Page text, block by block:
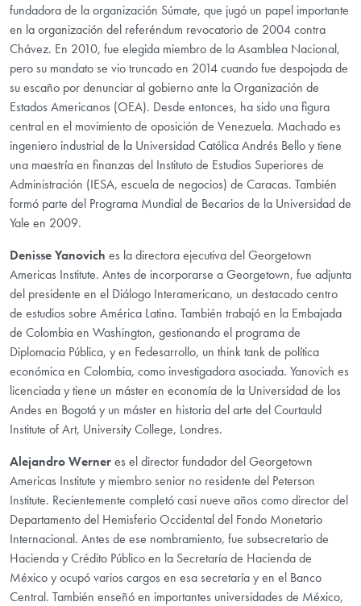
fundadora de la organización Súmate, que jugó un papel importante
en la organización del referéndum revocatorio de 2004 contra
Chávez. En 2010, fue elegida miembro de la Asamblea Nacional,
pero su mandato se vio truncado en 2014 cuando fue despojada de
su escaño por denunciar al gobierno ante la Organización de
Estados Americanos (OEA). Desde entonces, ha sido una figura
central en el movimiento de oposición de Venezuela. Machado es
ingeniero industrial de la Universidad Católica Andrés Bello y tiene
una maestría en finanzas del Instituto de Estudios Superiores de
Administración (IESA, escuela de negocios) de Caracas. También
formó parte del Programa Mundial de Becarios de la Universidad de
Yale en 2009.
Denisse Yanovich es la directora ejecutiva del Georgetown
Americas Institute. Antes de incorporarse a Georgetown, fue adjunta
del presidente en el Diálogo Interamericano, un destacado centro
de estudios sobre América Latina. También trabajó en la Embajada
de Colombia en Washington, gestionando el programa de
Diplomacia Pública, y en Fedesarrollo, un think tank de política
económica en Colombia, como investigadora asociada. Yanovich es
licenciada y tiene un máster en economía de la Universidad de los
Andes en Bogotá y un máster en historia del arte del Courtauld
Institute of Art, University College, Londres.
Alejandro Werneres el director fundador del Georgetown
Americas Institute y miembro senior no residente del Peterson
Institute. Recientemente completó casi nueve años como director del
Departamento del Hemisferio Occidental del Fondo Monetario
Internacional. Antes de ese nombramiento, fue subsecretario de
Hacienda y Crédito Público en la Secretaría de Hacienda de
México y ocupó varios cargos en esa secretaría y en el Banco
Central. También enseñó en importantes universidades de México,